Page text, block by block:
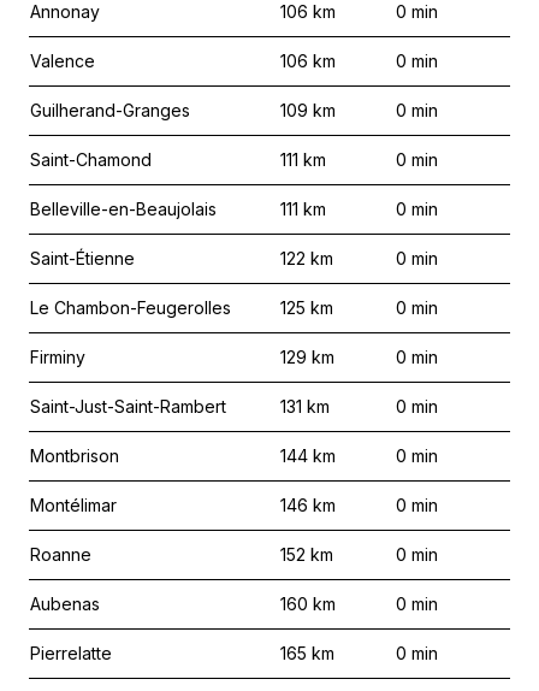
Annonay 106 km 0 min
Valence 106 km 0 min
Guilherand-Granges 109 km 0 min
Saint-Chamond 111 km 0 min
Belleville-en-Beaujolais 111 km 0 min
Saint-Étienne 122 km 0 min
Le Chambon-Feugerolles 125 km 0 min
Firminy 129 km 0 min
Saint-Just-Saint-Rambert 131 km 0 min
Montbrison 144 km 0 min
Montélimar 146 km 0 min
Roanne 152 km 0 min
Aubenas 160 km 0 min
Pierrelatte 165 km 0 min